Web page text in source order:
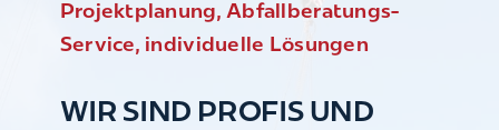
Projektplanung, Abfallberatungs-
Service, individuelle Lösungen
WIR SIND PROFIS UND